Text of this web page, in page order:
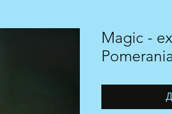
Magic -